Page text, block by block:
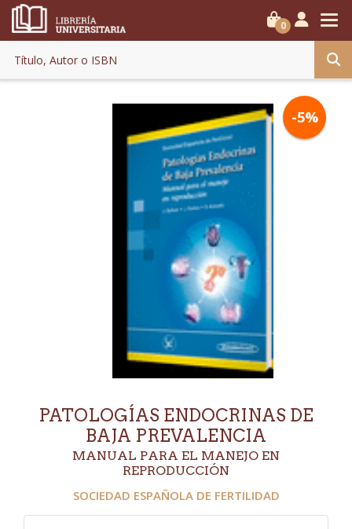
0
-5%
PATOLOGÍAS ENDOCRINAS DE
BAJA PREVALENCIA
MANUAL PARA EL MANEJO EN
REPRODUCCIÓN
SOCIEDAD ESPAÑOLA DE FERTILIDAD